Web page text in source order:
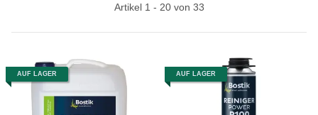
Artikel 1 - 20 von 33
AUF LAGER AUF LAGER